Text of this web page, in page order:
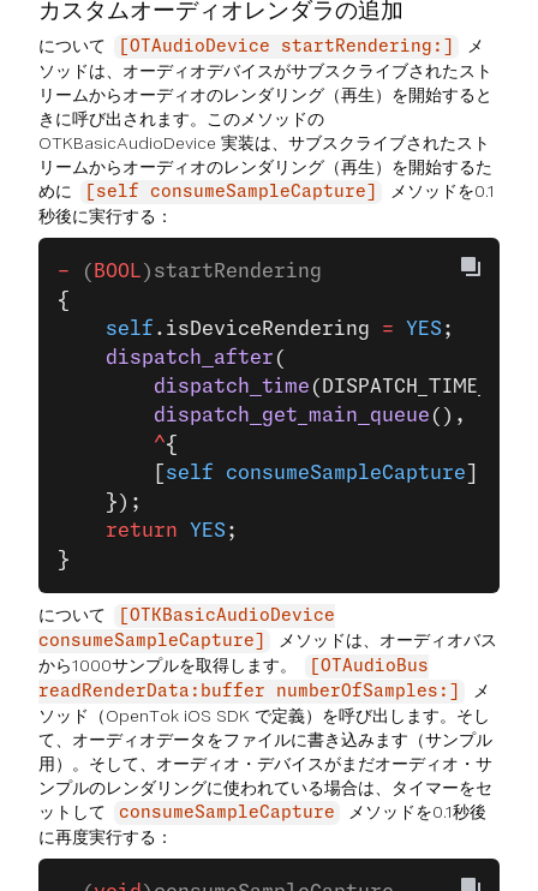
カスタムオーディオレンダラの追加
について [OTAudioDevice startRendering:]
メ
ソッドは、オーディオデバイスがサブスクライブされたスト
リームからオーディオのレンダリング（再生）を開始すると
きに呼び出されます。このメソッドの
OTKBasicAudioDevice 実装は、サブスクライブされたスト
リームからオーディオのレンダリング（再生）を開始するた
めに
[self consumeSampleCapture]
メソッドを0.1
秒後に実行する：
- ( BOOL )startRendering
{
    self
.isDeviceRendering = YES ;
    dispatch_after
(
        dispatch_time
        dispatch_get_main_queue
(),
        ^
{
self consumeSampleCapture
    });
    return
YES ;
}
について
[OTKBasicAudioDevice
consumeSampleCapture]
メソッドは、オーディオバス
から1000サンプルを取得します。
[OTAudioBus
readRenderData:buffer numberOfSamples:]
メ
ソッド（OpenTok iOS SDK で定義）を呼び出します。そし
て、オーディオデータをファイルに書き込みます（サンプル
用）。そして、オーディオ・デバイスがまだオーディオ・サ
ンプルのレンダリングに使われている場合は、タイマーをセ
ットして
consumeSampleCapture
メソッドを0.1秒後
に再度実行する：